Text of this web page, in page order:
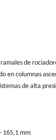
de
en columnas
de alta
165,1 mm